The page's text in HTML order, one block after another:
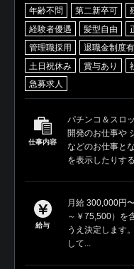
年齢不問
第二新卒可
経験者優遇
髪型自由
管理職採用
退職金制度有
土日祝休み
賞与あり
急募求人
仕事内容
パチンコ＆スロ
開発のお仕事や
などのお仕事と
を表示したりす
給与
月給 300,000円
～￥75,500）を
うえ決定します
して...